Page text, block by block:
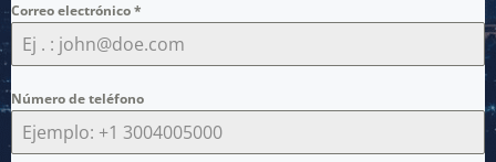
Correo electrónico*
Número de teléfono